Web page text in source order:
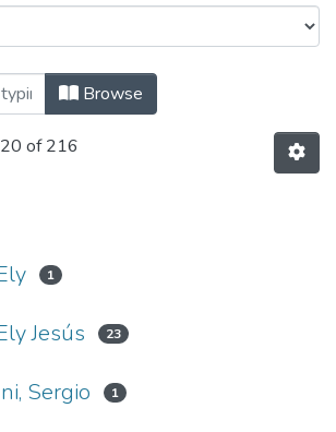
Profesional de
Browse
of 216
1
Jesús 23
Sergio 1